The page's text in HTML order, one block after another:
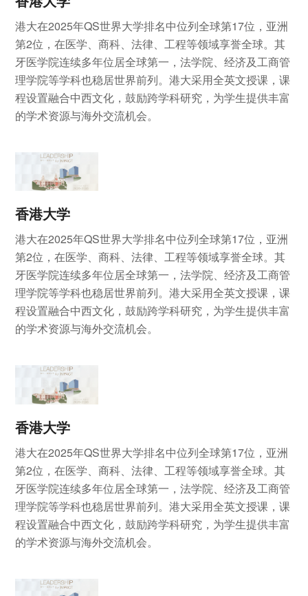
港大在2025年QS世界大学排名中位列全球第17位，亚洲
第2位，在医学、商科、法律、工程等领域享誉全球。其
牙医学院连续多年位居全球第一，法学院、经济及工商管
理学院等学科也稳居世界前列。港大采用全英文授课，课
程设置融合中西文化，鼓励跨学科研究，为学生提供丰富
的学术资源与海外交流机会。
香港大学
港大在2025年QS世界大学排名中位列全球第17位，亚洲
第2位，在医学、商科、法律、工程等领域享誉全球。其
牙医学院连续多年位居全球第一，法学院、经济及工商管
理学院等学科也稳居世界前列。港大采用全英文授课，课
程设置融合中西文化，鼓励跨学科研究，为学生提供丰富
的学术资源与海外交流机会。
香港大学
港大在2025年QS世界大学排名中位列全球第17位，亚洲
第2位，在医学、商科、法律、工程等领域享誉全球。其
牙医学院连续多年位居全球第一，法学院、经济及工商管
理学院等学科也稳居世界前列。港大采用全英文授课，课
程设置融合中西文化，鼓励跨学科研究，为学生提供丰富
的学术资源与海外交流机会。